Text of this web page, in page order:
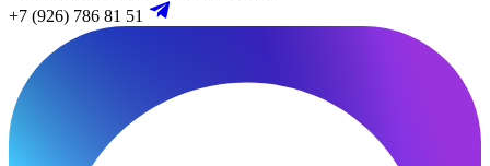
+7 (926) 786 81 51